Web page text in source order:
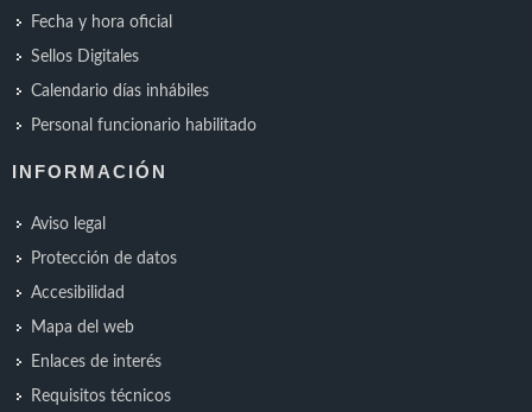
Fecha y hora oficial
Sellos Digitales
Calendario días inhábiles
Personal funcionario habilitado
INFORMACIÓN
Aviso legal
Protección de datos
Accesibilidad
Mapa del web
Enlaces de interés
Requisitos técnicos